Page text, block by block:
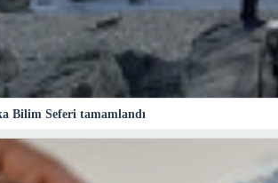
Bilim Seferi tamamlandı